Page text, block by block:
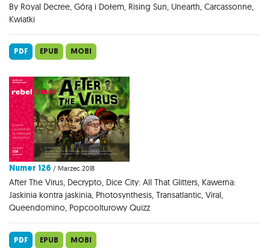
By Royal Decree, Górą i Dołem, Rising Sun, Unearth, Carcassonne,
Kwiatki
PDF EPUB MOBI
Numer 126 / Marzec 2018
After The Virus, Decrypto, Dice City: All That Glitters, Kawerna:
Jaskinia kontra jaskinia, Photosynthesis, Transatlantic, Viral,
Queendomino, Popcoolturowy Quizz
PDF EPUB MOBI